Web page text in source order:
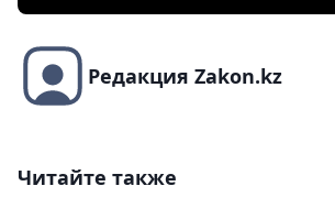
Редакция Zakon.kz
Читайте также